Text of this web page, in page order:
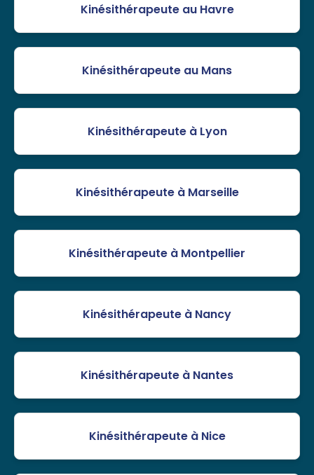
Kinésithérapeute au Havre
Kinésithérapeute au Mans
Kinésithérapeute à Lyon
Kinésithérapeute à Marseille
Kinésithérapeute à Montpellier
Kinésithérapeute à Nancy
Kinésithérapeute à Nantes
Kinésithérapeute à Nice